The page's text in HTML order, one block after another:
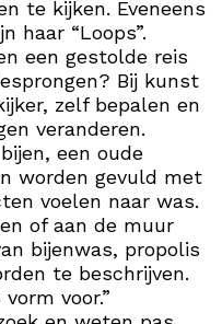
te kijken. Eveneens
haar “Loops”.
een gestolde reis
Bij kunst
zelf bepalen en
veranderen.
een oude
worden gevuld met
voelen naar was.
of aan de muur
bijenwas, propolis
te beschrijven.
voor.”